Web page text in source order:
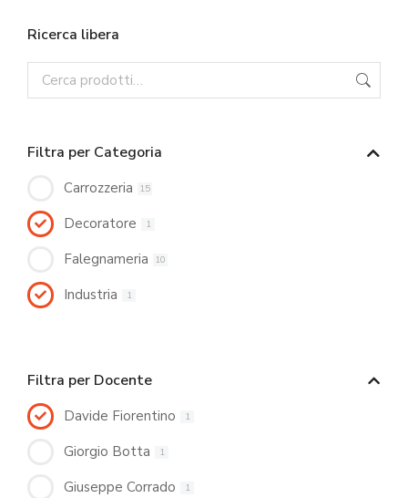
Ricerca libera
Filtra per Categoria
Carrozzeria 15
Decoratore 1
Falegnameria 10
Industria 1
Filtra per Docente
Davide Fiorentino 1
Giorgio Botta 1
Giuseppe Corrado 1